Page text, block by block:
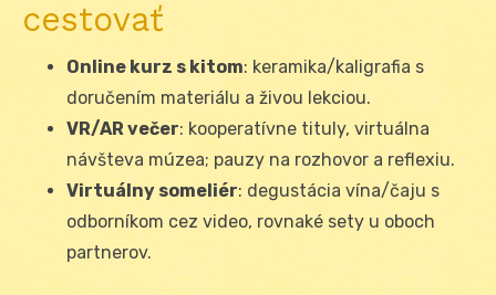
cestovať
Online kurz s kitom: keramika/kaligrafia s
doručením materiálu a živou lekciou.
VR/AR večer: kooperatívne tituly, virtuálna
návšteva múzea; pauzy na rozhovor a reflexiu.
Virtuálny someliér: degustácia vína/čaju s
odborníkom cez video, rovnaké sety u oboch
partnerov.